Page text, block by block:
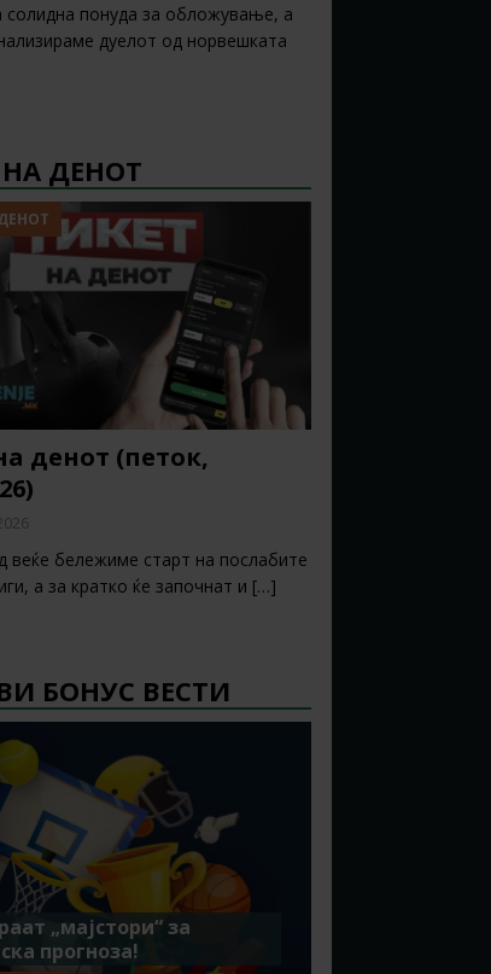
солидна понуда за обложување, а
дуелот од норвешката
ДЕНОТ
денот (петок,
веќе бележиме старт на послабите
а за кратко ќе започнат и […]
БОНУС ВЕСТИ
„мајстори“ за
прогноза!